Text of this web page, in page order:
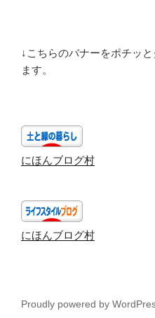
↓こちらのバナーをポチッ
ます。
にほんブログ村
にほんブログ村
Proudly powered by